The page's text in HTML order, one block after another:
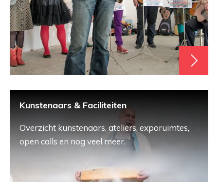
Kunstenaars & Faciliteiten
Overzicht kunstenaars, ateliers, exporuimtes,
open calls en nog veel meer.